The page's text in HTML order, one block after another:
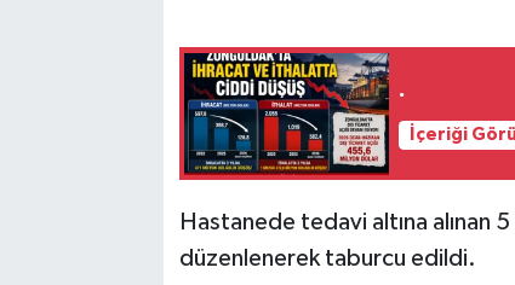
.
İçeriği
Hastanede tedavi altına alınan
düzenlenerek taburcu edildi.